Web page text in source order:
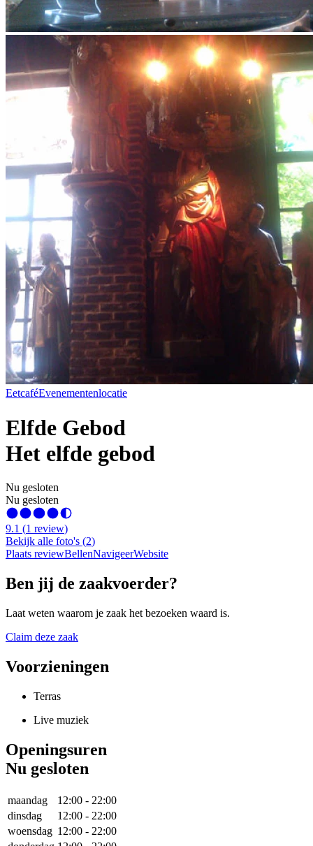
EetcaféEvenementenlocatie
Elfde Gebod
Het elfde gebod
Nu gesloten
Nu gesloten
9.1 (1 review)
Bekijk alle foto's (2)
Plaats reviewBellenNavigeerWebsite
Ben jij de zaakvoerder?
Laat weten waarom je zaak het bezoeken waard is.
Claim deze zaak
Voorzieningen
Terras
Live muziek
Openingsuren
Nu gesloten
maandag 12:00 - 22:00
dinsdag
12:00 - 22:00
woensdag 12:00 - 22:00